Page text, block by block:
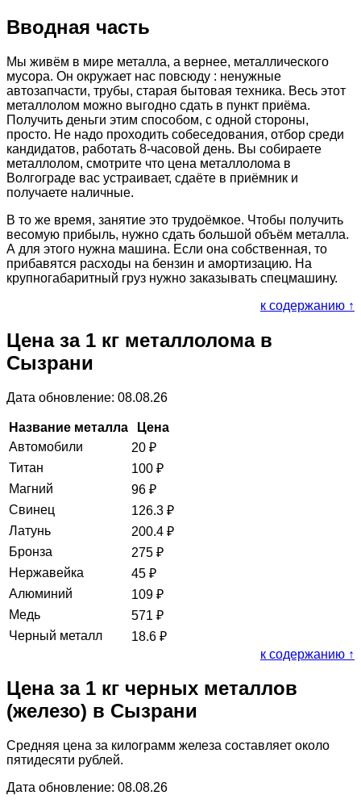
Вводная часть
Мы живём в мире металла, а вернее, металлического
мусора. Он окружает нас повсюду : ненужные
автозапчасти, трубы, старая бытовая техника. Весь этот
металлолом можно выгодно сдать в пункт приёма.
Получить деньги этим способом, с одной стороны,
просто. Не надо проходить собеседования, отбор среди
кандидатов, работать 8-часовой день. Вы собираете
металлолом, смотрите что цена металлолома в
Волгограде вас устраивает, сдаёте в приёмник и
получаете наличные.
В то же время, занятие это трудоёмкое. Чтобы получить
весомую прибыль, нужно сдать большой объём металла.
А для этого нужна машина. Если она собственная, то
прибавятся расходы на бензин и амортизацию. На
крупногабаритный груз нужно заказывать спецмашину.
к содержанию ↑
Цена за 1 кг металлолома в
Сызрани
Дата обновление: 08.08.26
Название металла
Цена
Автомобили
20 ₽
Титан
100 ₽
Магний
96 ₽
Свинец
126.3 ₽
Латунь
200.4 ₽
Бронза
275 ₽
Нержавейка
45 ₽
Алюминий
109 ₽
Медь
571 ₽
Черный металл
18.6 ₽
к содержанию ↑
Цена за 1 кг черных металлов
(железо) в Сызрани
Средняя цена за килограмм железа составляет около
пятидесяти рублей.
Дата обновление: 08.08.26